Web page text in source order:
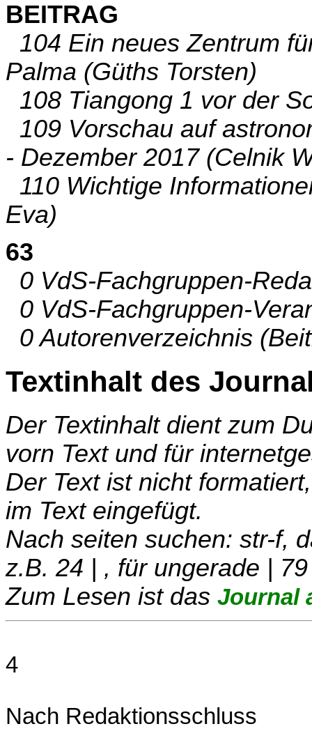
BEITRAG
104 Ein neues Zentrum
Palma (Güths Torsten)
108 Tiangong 1 vor der
109 Vorschau auf
- Dezember 2017 (Celnik
110 Wichtige
Eva)
63
0 VdS-Fachgruppen-
0 VdS-Fachgruppen-
0 Autorenverzeichnis
Textinhalt des
Der Textinhalt dient zum
vorn Text und für
Der Text ist nicht
im Text eingefügt.
Nach seiten suchen: str-f,
z.B. 24 | , für ungerade | 79
Zum Lesen ist das Journal
4
Nach Redaktionsschluss